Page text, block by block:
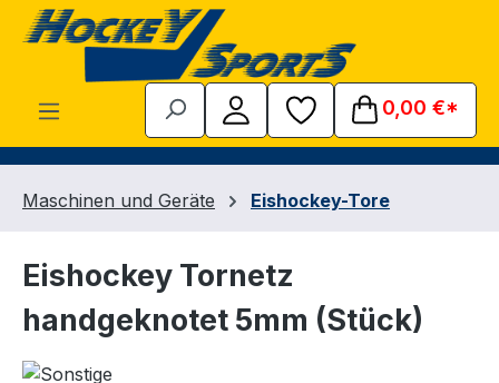
Zum Hauptinhalt springen
0,00 €*
Maschinen und Geräte Eishockey-Tore
Eishockey Tornetz
handgeknotet 5mm (Stück)